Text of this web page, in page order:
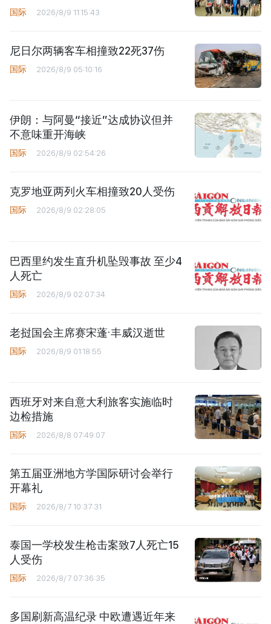
国际 2026/8/9 11:15:43
尼日尔两辆客车相撞致22死37伤
国际 2026/8/9 05:10:16
伊朗：与阿曼“接近”达成协议但并
不意味重开海峡
国际 2026/8/9 02:54:26
克罗地亚两列火车相撞致20人受伤
国际 2026/8/9 02:28:05
巴西里约发生直升机坠毁事故 至少4
人死亡
国际 2026/8/9 02:07:34
老挝国会主席赛宋蓬·丰威汉逝世
国际 2026/8/9 01:18:55
西班牙对来自意大利旅客实施临时
边检措施
国际 2026/8/8 07:49:07
第五届亚洲地方学国际研讨会举行
开幕礼
国际 2026/8/7 10:37:31
泰国一学校发生枪击案致7人死亡15
人受伤
国际 2026/8/7 07:36:35
多国刷新高温纪录 中欧遭遇近年来